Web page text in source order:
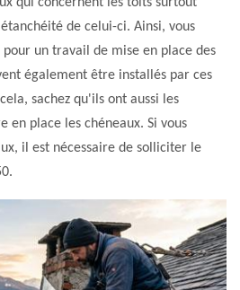
de celui-ci. Ainsi, vous
un travail de mise en place des
également être installés par ces
sachez qu'ils ont aussi les
en place les chéneaux. Si vous
il est nécessaire de solliciter le